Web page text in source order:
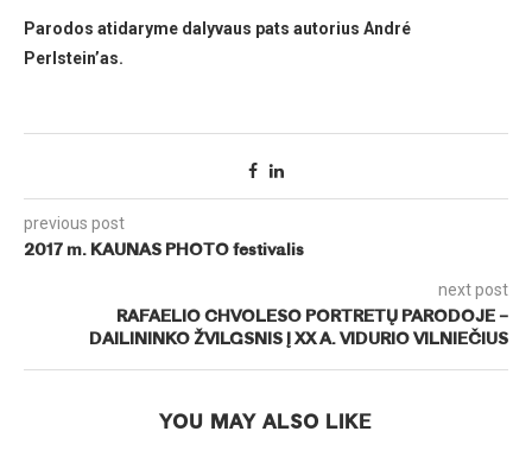
Parodos atidaryme dalyvaus pats autorius André
Perlstein’as.
previous post
2017 m. KAUNAS PHOTO festivalis
next post
RAFAELIO CHVOLESO PORTRETŲ PARODOJE –
DAILININKO ŽVILGSNIS Į XX A. VIDURIO VILNIEČIUS
YOU MAY ALSO LIKE